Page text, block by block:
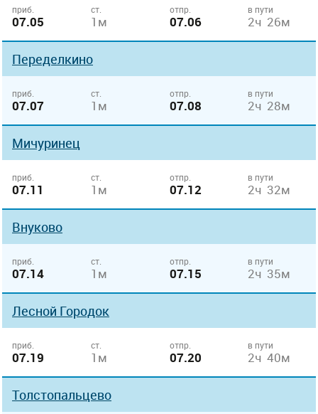
приб.
07.05
ст.
1м
отпр.
07.06
в пути
2ч 26м
Переделкино
приб.
07.07
ст.
1м
отпр.
07.08
в пути
2ч 28м
Мичуринец
приб.
07.11
ст.
1м
отпр.
07.12
в пути
2ч 32м
Внуково
приб.
07.14
ст.
1м
отпр.
07.15
в пути
2ч 35м
Лесной Городок
приб.
07.19
ст.
1м
отпр.
07.20
в пути
2ч 40м
Толстопальцево